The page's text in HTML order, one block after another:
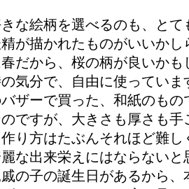
な絵柄を選べるのも、と
が描かれたものがいいか
だから、桜の柄が良いか
気分で、自由に使ってい
ザーで買った、和紙のも
ですが、大きさも厚さも
り方はたぶんそれほど難
な出来栄えにはならないと
の子の誕生日があるから